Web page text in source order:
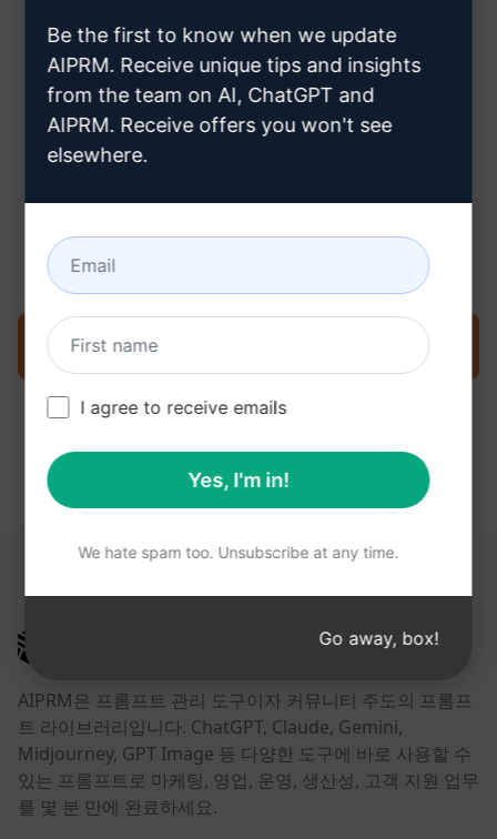
클라우데 계정을 만드는 방법을 알
아보려면 여기를 클릭하세요.
3단계: Claude에서 프롬프트 사용
지금 Claude에서 프롬프트를 사용해 보세요.
AIPRM은 프롬프트 관리 도구이자 커뮤니티 주도의 프롬프
트 라이브러리입니다. ChatGPT, Claude, Gemini,
Midjourney, GPT Image 등 다양한 도구에 바로 사용할 수
있는 프롬프트로 마케팅, 영업, 운영, 생산성, 고객 지원 업무
를 몇 분 만에 완료하세요.
Be the first to know when we update
AIPRM. Receive unique tips and insights
from the team on AI, ChatGPT and
AIPRM. Receive offers you won't see
elsewhere.
I agree to receive emails
Yes, I'm in!
We hate spam too. Unsubscribe at any time.
Go away, box!